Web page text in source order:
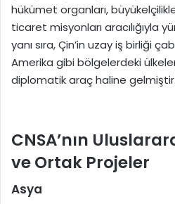
hükümet organları,
ticaret misyonları aracılığıyla
yanı sıra, Çin’in uzay iş birliği
Amerika gibi bölgelerdeki
diplomatik araç haline gelmiştir.
CNSA’nın
ve Ortak Projeler
Asya